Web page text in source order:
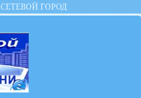
СЕТЕВОЙ ГОРОД